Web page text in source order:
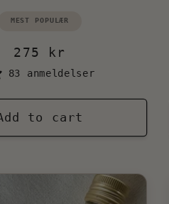
MEST POPULÆR
Regular
price
275 kr
83 anmeldelser
to cart